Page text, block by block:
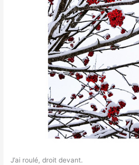
J’ai roulé, droit devant.